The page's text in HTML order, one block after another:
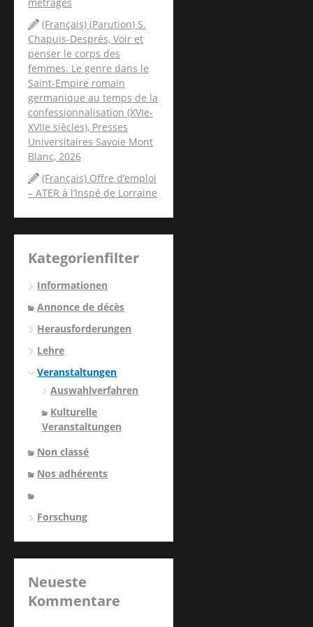
(Français) (Parution) S.
Chapuis-Després, Voir et
penser le corps des
femmes. Le genre dans le
Saint-Empire romain
germanique au temps de la
confessionnalisation (XVIe-
XVIIe siècles), Presses
Universitaires Savoie Mont
Blanc, 2026
(Français) Offre d’emploi
– ATER à l’Inspé de Lorraine
Kategorienfilter
Informationen
Annonce de décès
Herausforderungen
Lehre
Veranstaltungen
Auswahlverfahren
Kulturelle
Veranstaltungen
Non classé
Nos adhérents
Forschung
Neueste
Kommentare